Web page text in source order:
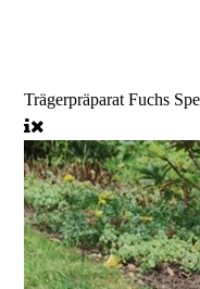
Trägerpräparat Fuchs